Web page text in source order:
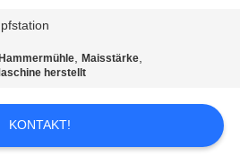
,Maisstärke,
herstellt
KONTAKT!